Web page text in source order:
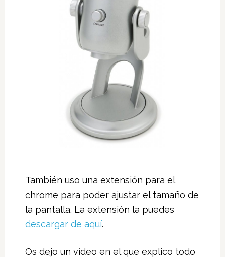
También uso una extensión para el
chrome para poder ajustar el tamaño de
la pantalla. La extensión la puedes
descargar de aquí.
Os dejo un vídeo en el que explico todo